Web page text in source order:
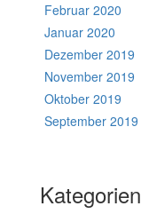
Februar 2020
Januar 2020
Dezember 2019
November 2019
Oktober 2019
September 2019
Kategorien